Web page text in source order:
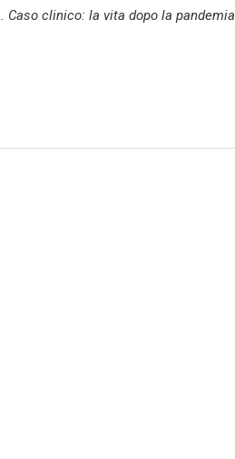
clinico: la vita dopo la pandemia